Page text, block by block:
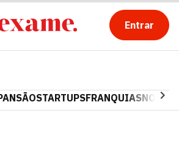
Entrar
STARTUPSFRANQUIAS